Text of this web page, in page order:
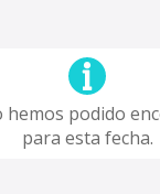
hemos podido
para esta fecha.